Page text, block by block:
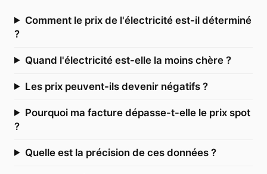
Comment le prix de l'électricité est-il déterminé
?
Quand l'électricité est-elle la moins chère ?
Les prix peuvent-ils devenir négatifs ?
Pourquoi ma facture dépasse-t-elle le prix spot
?
Quelle est la précision de ces données ?